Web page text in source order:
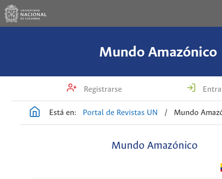
Mundo Amazónico
Registrarse
Está en: Portal de Revistas UN / Mundo
Mundo Amazónico